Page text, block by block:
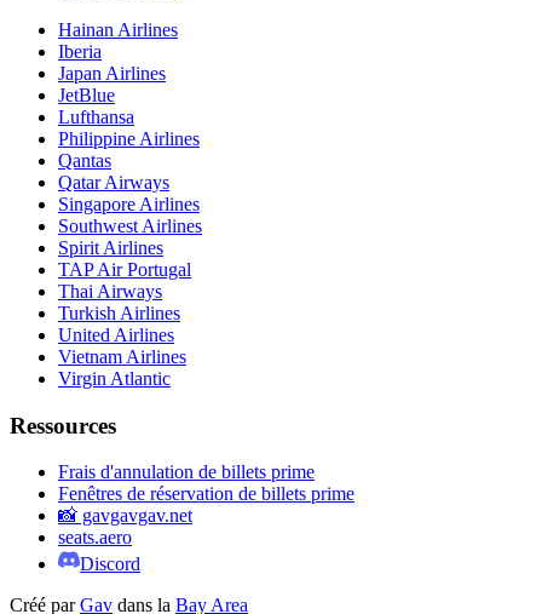
Hainan Airlines
Iberia
Japan Airlines
JetBlue
Lufthansa
Philippine Airlines
Qantas
Qatar Airways
Singapore Airlines
Southwest Airlines
Spirit Airlines
TAP Air Portugal
Thai Airways
Turkish Airlines
United Airlines
Vietnam Airlines
Virgin Atlantic
Ressources
Frais d'annulation de billets prime
Fenêtres de réservation de billets prime
📸 gavgavgav.net
seats.aero
Discord
Créé par Gav dans la Bay Area